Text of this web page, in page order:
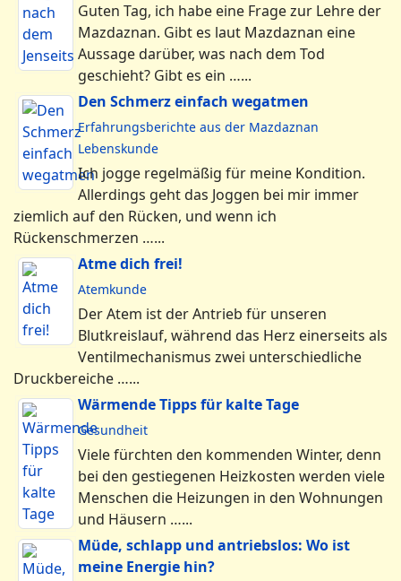
Guten Tag, ich habe eine Frage zur Lehre der
Mazdaznan. Gibt es laut Mazdaznan eine
Aussage darüber, was nach dem Tod
geschieht? Gibt es ein …...
Den Schmerz einfach wegatmen
Erfahrungsberichte aus der Mazdaznan
Lebenskunde
Ich jogge regelmäßig für meine Kondition.
Allerdings geht das Joggen bei mir immer
ziemlich auf den Rücken, und wenn ich
Rückenschmerzen …...
Atme dich frei!
Atemkunde
Der Atem ist der Antrieb für unseren
Blutkreislauf, während das Herz einerseits als
Ventilmechanismus zwei unterschiedliche
Druckbereiche …...
Wärmende Tipps für kalte Tage
Gesundheit
Viele fürchten den kommenden Winter, denn
bei den gestiegenen Heizkosten werden viele
Menschen die Heizungen in den Wohnungen
und Häusern …...
Müde, schlapp und antriebslos: Wo ist
meine Energie hin?